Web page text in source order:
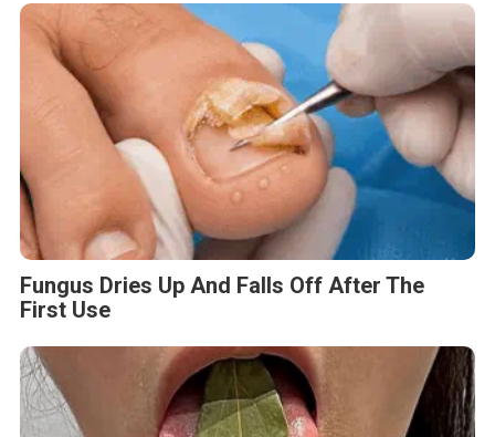
Fungus Dries Up And Falls Off After The
First Use